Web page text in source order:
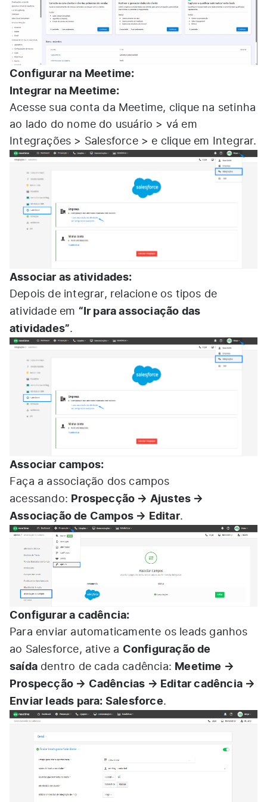
Configurar na Meetime:
Integrar na Meetime:
Acesse sua conta da Meetime, clique na setinha
ao lado do nome do usuário > vá em
Integrações > Salesforce > e clique em Integrar.
Associar as atividades:
Depois de integrar, relacione os tipos de
atividade em “Ir para associação das
atividades”.
Associar campos:
Faça a associação dos campos
acessando: Prospecção → Ajustes →
Associação de Campos → Editar.
Configurar a cadência:
Para enviar automaticamente os leads ganhos
ao Salesforce, ative a Configuração de
saída dentro de cada cadência: Meetime →
Prospecção → Cadências → Editar cadência →
Enviar leads para: Salesforce.